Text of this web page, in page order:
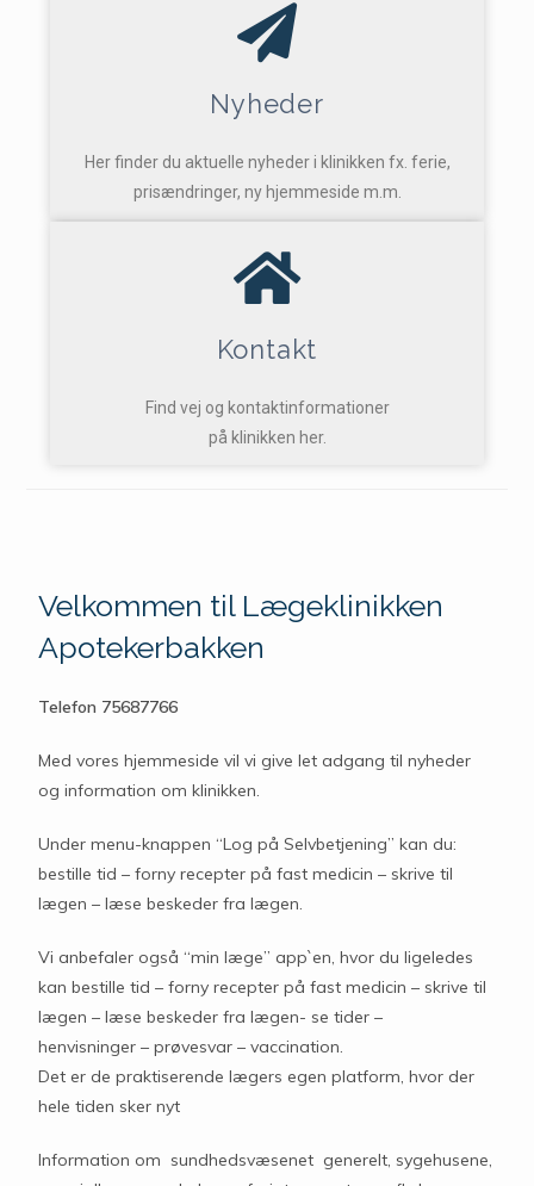
Nyheder
Her finder du aktuelle nyheder i klinikken fx. ferie,
prisændringer, ny hjemmeside m.m.
Kontakt
Find vej og kontaktinformationer
på klinikken her.
Velkommen til Lægeklinikken
Apotekerbakken
Telefon 75687766
Med vores hjemmeside vil vi give let adgang til nyheder
og information om klinikken.
Under menu-knappen “Log på Selvbetjening” kan du:
bestille tid – forny recepter på fast medicin – skrive til
lægen – læse beskeder fra lægen.
Vi anbefaler også “min læge” app`en, hvor du ligeledes
kan bestille tid – forny recepter på fast medicin – skrive til
lægen – læse beskeder fra lægen- se tider –
henvisninger – prøvesvar – vaccination.
Det er de praktiserende lægers egen platform, hvor der
hele tiden sker nyt
Information om sundhedsvæsenet generelt, sygehusene,